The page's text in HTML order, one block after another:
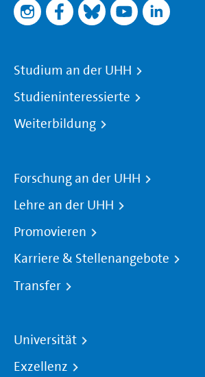
Studium an der UHH
Studieninteressierte
Weiterbildung
Forschung an der UHH
Lehre an der UHH
Promovieren
Karriere & Stellenangebote
Transfer
Universität
Exzellenz